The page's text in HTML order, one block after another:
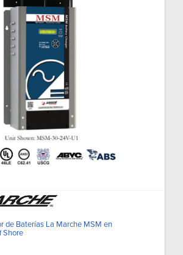
de Baterías La Marche MSM en
Shore